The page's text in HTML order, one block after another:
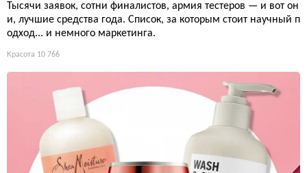
Тысячи заявок, сотни финалистов, армия тестеров — и вот он
и, лучшие средства года. Список, за которым стоит научный п
одход... и немного маркетинга.
Красота 10 766